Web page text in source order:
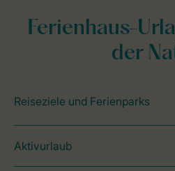
Ferienhaus-
der
Reiseziele und Ferienparks
Aktivurlaub